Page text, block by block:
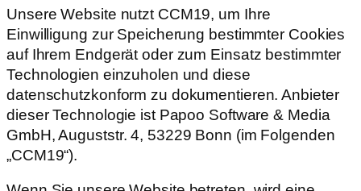
Unsere Website nutzt CCM19, um Ihre
Einwilligung zur Speicherung bestimmter Cookies
auf Ihrem Endgerät oder zum Einsatz bestimmter
Technologien einzuholen und diese
datenschutzkonform zu dokumentieren. Anbieter
dieser Technologie ist Papoo Software & Media
GmbH, Auguststr. 4, 53229 Bonn (im Folgenden
„CCM19“).